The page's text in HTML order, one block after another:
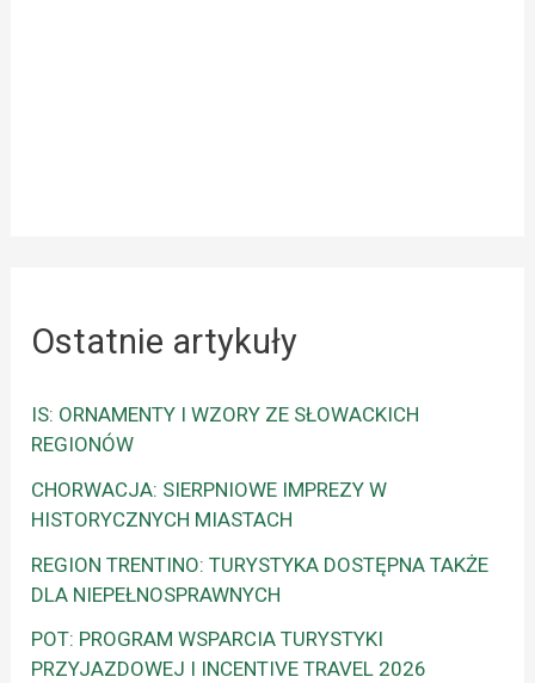
Ostatnie artykuły
IS: ORNAMENTY I WZORY ZE SŁOWACKICH
REGIONÓW
CHORWACJA: SIERPNIOWE IMPREZY W
HISTORYCZNYCH MIASTACH
REGION TRENTINO: TURYSTYKA DOSTĘPNA TAKŻE
DLA NIEPEŁNOSPRAWNYCH
POT: PROGRAM WSPARCIA TURYSTYKI
PRZYJAZDOWEJ I INCENTIVE TRAVEL 2026